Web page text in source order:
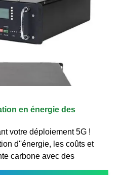
en énergie des
votre déploiement 5G !
d''énergie, les coûts et
carbone avec des